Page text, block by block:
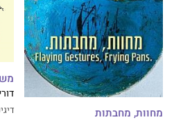
מחוות, מחבתות